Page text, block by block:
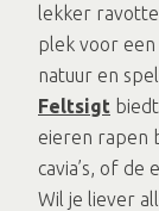
lekker
plek voor
natuur en
Feltsigt
eieren rapen
cavia’s, of de
Wil je liever